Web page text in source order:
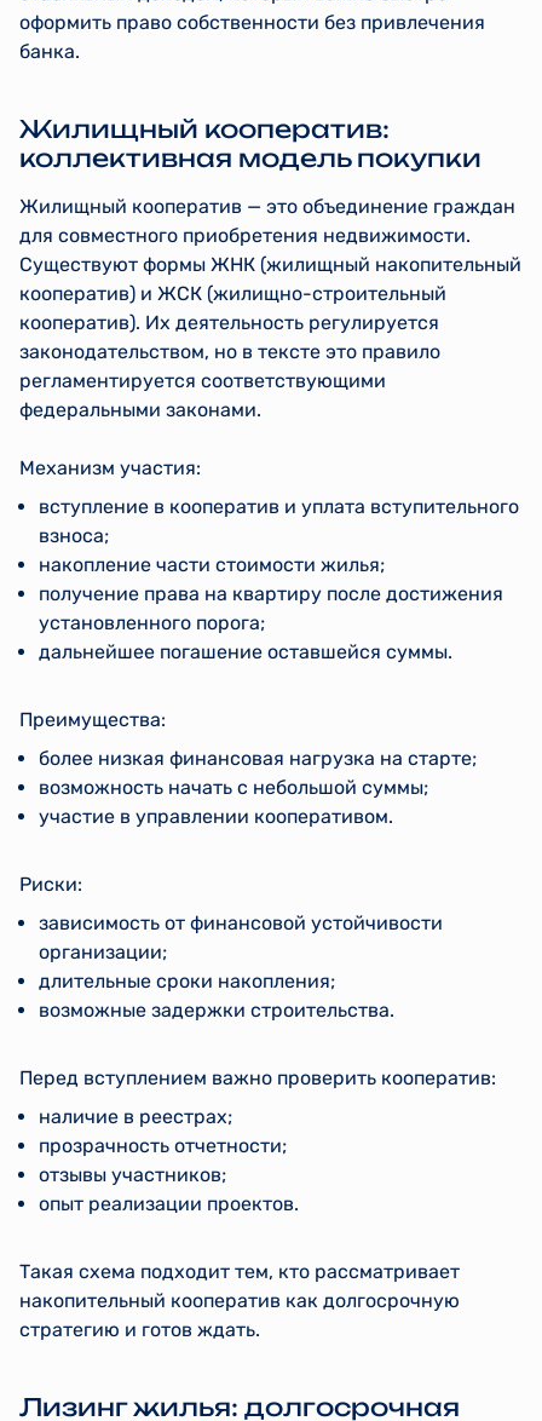
оформить право собственности без привлечения
банка.
Жилищный кооператив:
коллективная модель покупки
Жилищный кооператив — это объединение граждан
для совместного приобретения недвижимости.
Существуют формы ЖНК (жилищный накопительный
кооператив) и ЖСК (жилищно-строительный
кооператив). Их деятельность регулируется
законодательством, но в тексте это правило
регламентируется соответствующими
федеральными законами.
Механизм участия:
вступление в кооператив и уплата вступительного
взноса;
накопление части стоимости жилья;
получение права на квартиру после достижения
установленного порога;
дальнейшее погашение оставшейся суммы.
Преимущества:
более низкая финансовая нагрузка на старте;
возможность начать с небольшой суммы;
участие в управлении кооперативом.
Риски:
зависимость от финансовой устойчивости
организации;
длительные сроки накопления;
возможные задержки строительства.
Перед вступлением важно проверить кооператив:
наличие в реестрах;
прозрачность отчетности;
отзывы участников;
опыт реализации проектов.
Такая схема подходит тем, кто рассматривает
накопительный кооператив как долгосрочную
стратегию и готов ждать.
Лизинг жилья: долгосрочная